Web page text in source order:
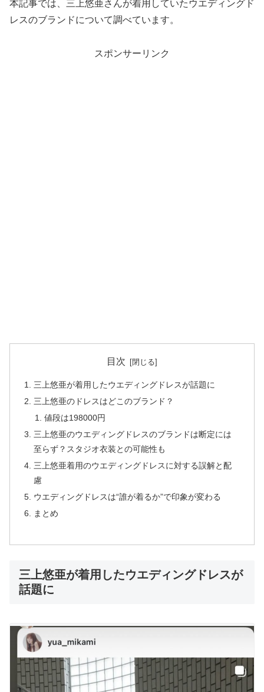
本記事では、三上悠亜さんが着用していたウエディングド
レスのブランドについて調べています。
スポンサーリンク
目次
三上悠亜が着用したウエディングドレスが話題に
三上悠亜のドレスはどこのブランド？
値段は198000円
三上悠亜のウエディングドレスのブランドは断定には
至らず？スタジオ衣装との可能性も
三上悠亜着用のウエディングドレスに対する誤解と配
慮
ウエディングドレスは“誰が着るか”で印象が変わる
まとめ
三上悠亜が着用したウエディングドレスが
話題に